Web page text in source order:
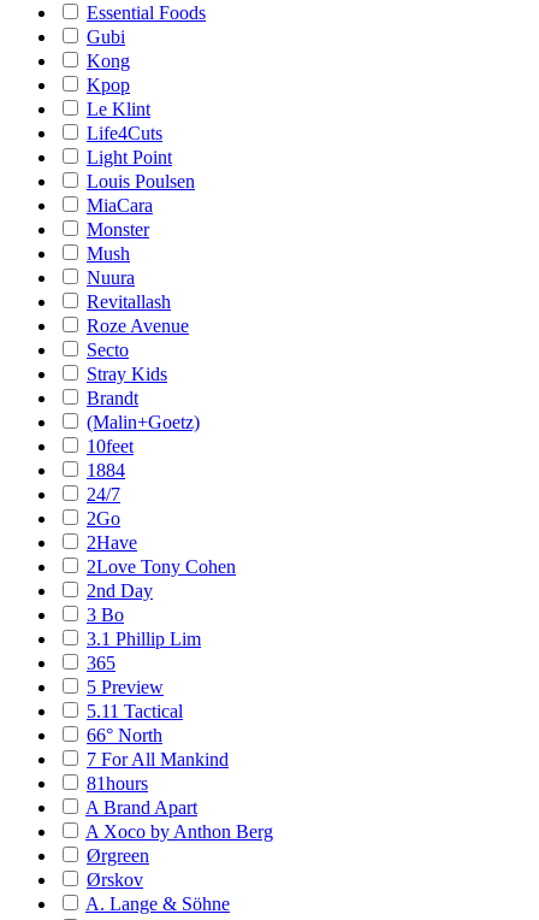
Essential Foods
Gubi
Kong
Kpop
Le Klint
Life4Cuts
Light Point
Louis Poulsen
MiaCara
Monster
Mush
Nuura
Revitallash
Roze Avenue
Secto
Stray Kids
Brandt
(Malin+Goetz)
10feet
1884
24/7
2Go
2Have
2Love Tony Cohen
2nd Day
3 Bo
3.1 Phillip Lim
365
5 Preview
5.11 Tactical
66° North
7 For All Mankind
81hours
A Brand Apart
A Xoco by Anthon Berg
Ørgreen
Ørskov
A. Lange & Söhne